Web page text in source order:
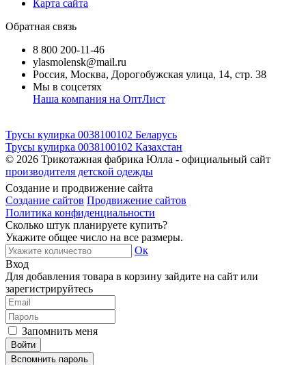
Карта сайта
Обратная связь
8 800 200-11-46
ylasmolensk@mail.ru
Россия, Москва, Дорогобужская улица, 14, стр. 38
Мы в соцсетях
Наша компания на ОптЛист
Трусы кулирка 0038100102 Беларусь
Трусы кулирка 0038100102 Казахстан
© 2026 Трикотажная фабрика Юлла - официальный сайт
производителя детской одежды
Создание и продвижение сайта
Создание сайтов Продвижение сайтов
Политика конфиденциальности
Сколько штук планируете купить?
Укажите общее число на все размеры.
Ок
Вход
Для добавления товара в корзину зайдите на сайт или
зарегистрируйтесь
Запомнить меня
Вспомнить пароль